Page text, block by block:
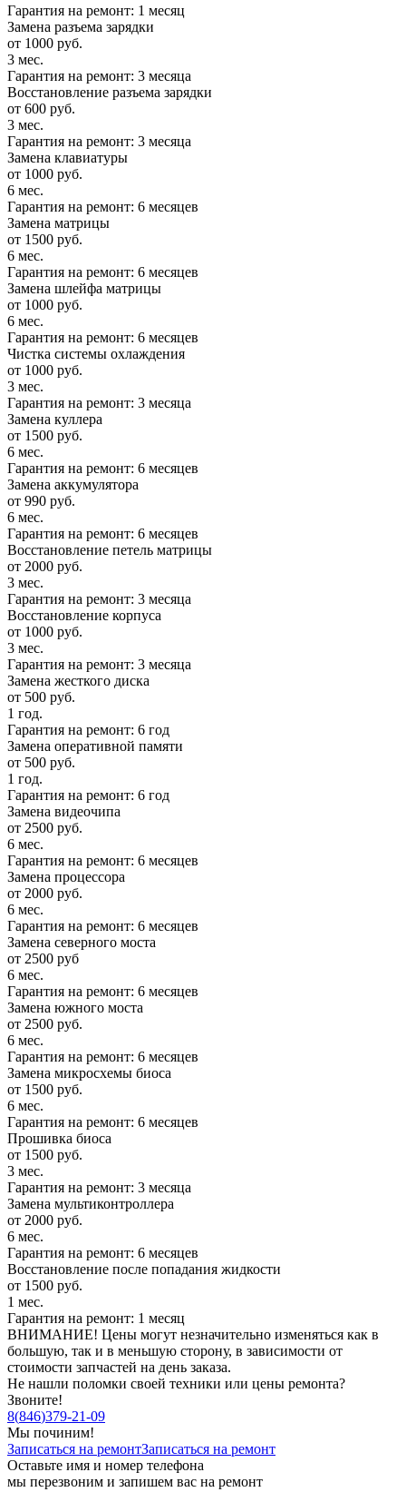
Гарантия на ремонт: 1 месяц
Замена разъема зарядки
от 1000 руб.
3 мес.
Гарантия на ремонт: 3 месяца
Восстановление разъема зарядки
от 600 руб.
3 мес.
Гарантия на ремонт: 3 месяца
Замена клавиатуры
от 1000 руб.
6 мес.
Гарантия на ремонт: 6 месяцев
Замена матрицы
от 1500 руб.
6 мес.
Гарантия на ремонт: 6 месяцев
Замена шлейфа матрицы
от 1000 руб.
6 мес.
Гарантия на ремонт: 6 месяцев
Чистка системы охлаждения
от 1000 руб.
3 мес.
Гарантия на ремонт: 3 месяца
Замена куллера
от 1500 руб.
6 мес.
Гарантия на ремонт: 6 месяцев
Замена аккумулятора
от 990 руб.
6 мес.
Гарантия на ремонт: 6 месяцев
Восстановление петель матрицы
от 2000 руб.
3 мес.
Гарантия на ремонт: 3 месяца
Восстановление корпуса
от 1000 руб.
3 мес.
Гарантия на ремонт: 3 месяца
Замена жесткого диска
от 500 руб.
1 год.
Гарантия на ремонт: 6 год
Замена оперативной памяти
от 500 руб.
1 год.
Гарантия на ремонт: 6 год
Замена видеочипа
от 2500 руб.
6 мес.
Гарантия на ремонт: 6 месяцев
Замена процессора
от 2000 руб.
6 мес.
Гарантия на ремонт: 6 месяцев
Замена северного моста
от 2500 руб
6 мес.
Гарантия на ремонт: 6 месяцев
Замена южного моста
от 2500 руб.
6 мес.
Гарантия на ремонт: 6 месяцев
Замена микросхемы биоса
от 1500 руб.
6 мес.
Гарантия на ремонт: 6 месяцев
Прошивка биоса
от 1500 руб.
3 мес.
Гарантия на ремонт: 3 месяца
Замена мультиконтроллера
от 2000 руб.
6 мес.
Гарантия на ремонт: 6 месяцев
Восстановление после попадания жидкости
от 1500 руб.
1 мес.
Гарантия на ремонт: 1 месяц
ВНИМАНИЕ! Цены могут незначительно изменяться как в
большую, так и в меньшую сторону, в зависимости от
стоимости запчастей на день заказа.
Не нашли поломки своей техники или цены ремонта?
Звоните!
8(846)379-21-09
Мы починим!
Записаться на ремонтЗаписаться на ремонт
Оставьте имя и номер телефона
мы перезвоним и запишем вас на ремонт